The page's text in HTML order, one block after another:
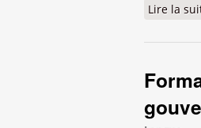
Lire la